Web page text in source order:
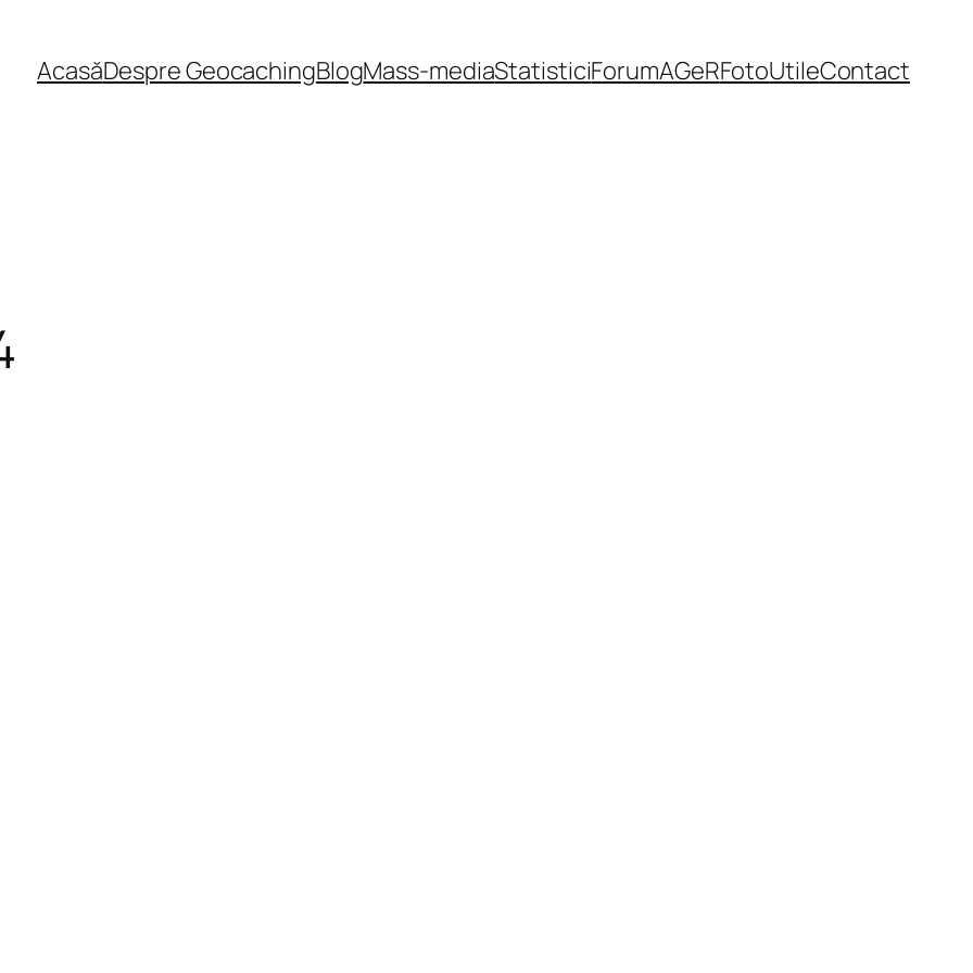
AcasăDespre GeocachingBlogMass-mediaStatisticiForumAGeRFotoUtileContact